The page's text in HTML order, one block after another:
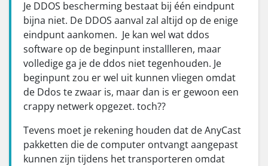
Je DDOS bescherming bestaat bij één eindpunt
bijna niet. De DDOS aanval zal altijd op de enige
eindpunt aankomen. Je kan wel wat ddos
software op de beginpunt installleren, maar
volledige ga je de ddos niet tegenhouden. Je
beginpunt zou er wel uit kunnen vliegen omdat
de Ddos te zwaar is, maar dan is er gewoon een
crappy netwerk opgezet. toch??
Tevens moet je rekening houden dat de AnyCast
pakketten die de computer ontvangt aangepast
kunnen zijn tijdens het transporteren omdat